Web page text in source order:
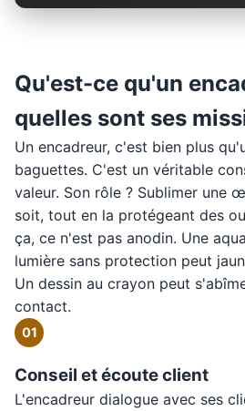
Qu'est-ce qu'un
quelles sont ses
Un encadreur, c'est bien plus
baguettes. C'est un véritable
valeur. Son rôle ? Sublimer une
soit, tout en la protégeant des
ça, ce n'est pas anodin. Une
lumière sans protection peut
Un dessin au crayon peut
contact.
01
Conseil et écoute client
L'encadreur dialogue avec ses